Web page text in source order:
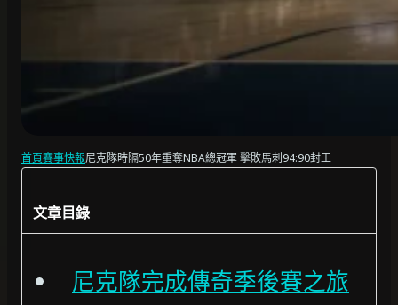
首頁賽事快報尼克隊時隔50年重奪NBA總冠軍 擊敗馬刺94:90封王
文章目錄
尼克隊完成傳奇季後賽之旅